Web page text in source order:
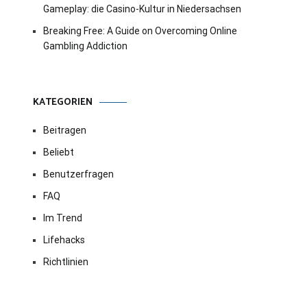
Gameplay: die Casino-Kultur in Niedersachsen
Breaking Free: A Guide on Overcoming Online
Gambling Addiction
KATEGORIEN
Beitragen
Beliebt
Benutzerfragen
FAQ
Im Trend
Lifehacks
Richtlinien